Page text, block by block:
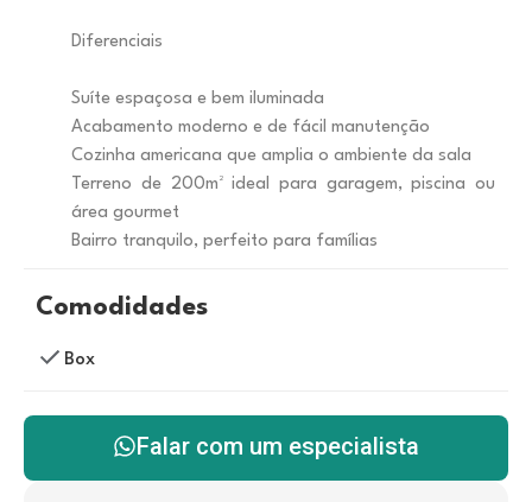
Diferenciais
Suíte espaçosa e bem iluminada
Acabamento moderno e de fácil manutenção
Cozinha americana que amplia o ambiente da sala
Terreno de 200m² ideal para garagem, piscina ou
área gourmet
Bairro tranquilo, perfeito para famílias
Comodidades
Box
Falar com um especialista